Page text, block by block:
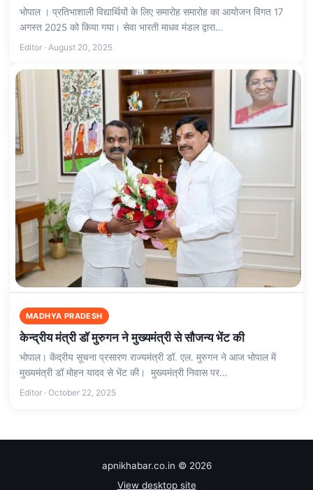
भोपाल । प्रतिभाशाली विद्यार्थियों के लिए समारोह समारोह का आयोजन विगत 17
अगस्त 2025 को किया गया। सेवा भारती माधव मंडल द्वारा…
Editor · August 20, 2025
MADHYA PRADESH
केन्द्रीय मंत्री डॉ मुरुगन ने मुख्यमंत्री से सौजन्य भेंट की
भोपाल। केंद्रीय सूचना प्रसारण राज्यमंत्री डॉ. एल. मुरुगन ने आज भोपाल में
मुख्यमंत्री डॉ मोहन यादव से भेंट की। मुख्यमंत्री निवास पर…
Editor · October 22, 2025
apnikhabar.co.in © 2026
View desktop site